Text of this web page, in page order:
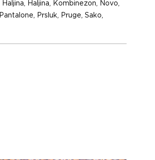
Haljina, Haljina, Kombinezon, Novo,
Pantalone, Prsluk, Pruge, Sako,